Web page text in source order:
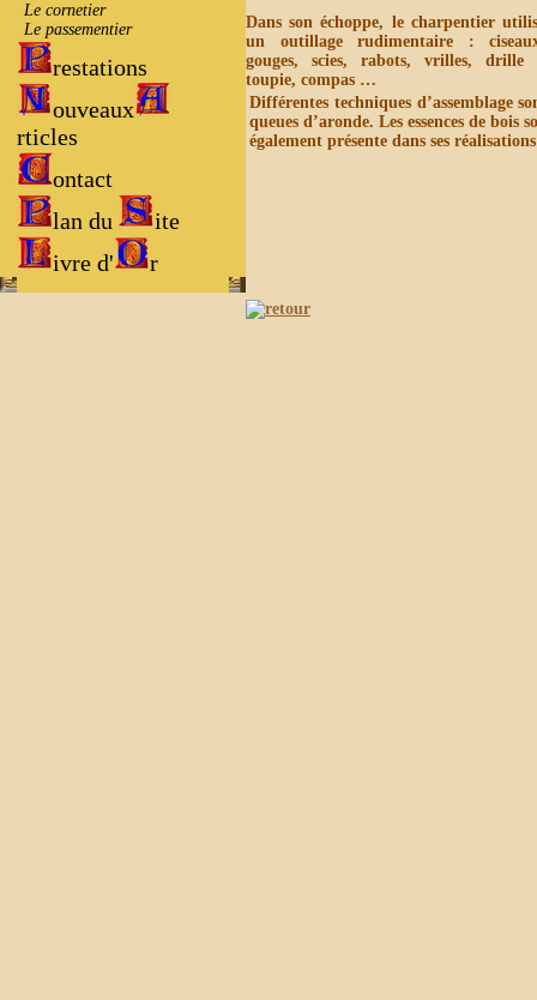
Le cornetier
Le passementier
restations
ouveaux
rticles
ontact
lan du
ite
ivre d'
r
Dans son échoppe, le charpentier
un outillage rudimentaire :
gouges, scies, rabots, vrilles, drille
toupie, compas …
Différentes techniques d’assemblage
queues d’aronde. Les essences de
également présente dans ses